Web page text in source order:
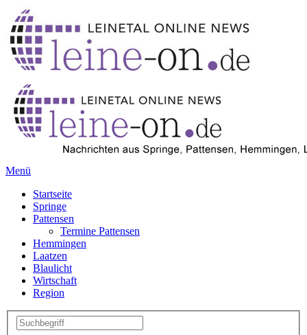
Menü
Startseite
Springe
Pattensen
Termine Pattensen
Hemmingen
Laatzen
Blaulicht
Wirtschaft
Region